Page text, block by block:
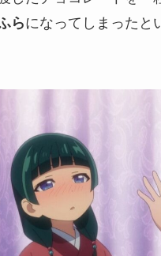
らになってしまったと